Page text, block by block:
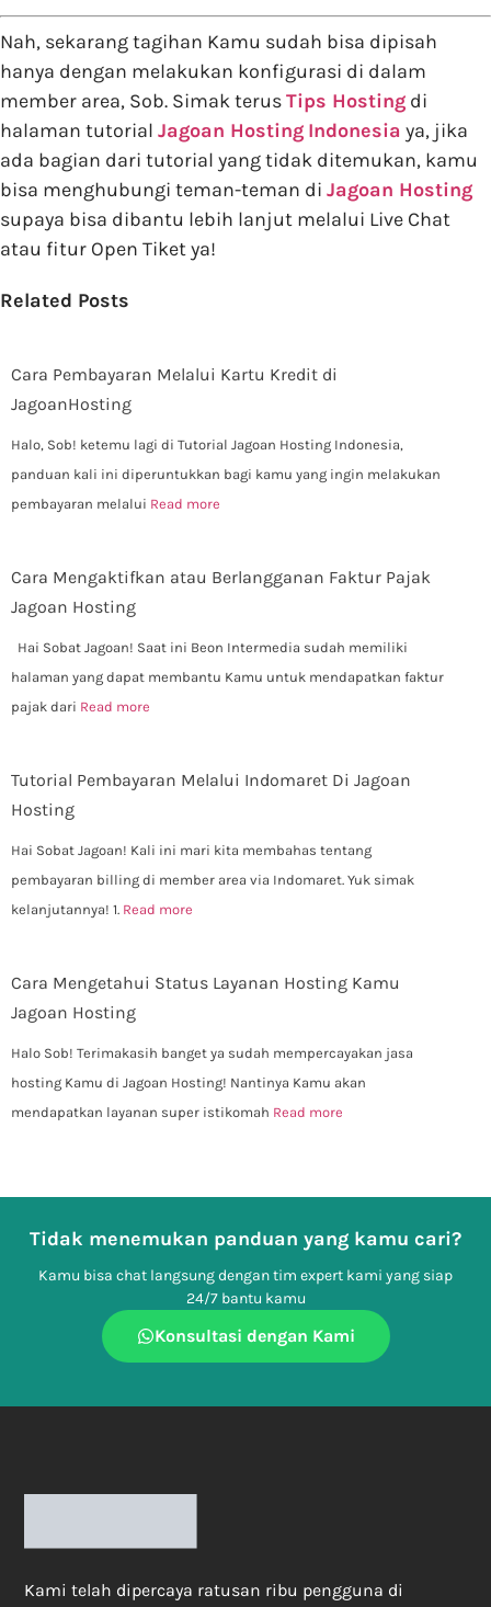
Nah, sekarang tagihan Kamu sudah bisa dipisah
hanya dengan melakukan konfigurasi di dalam
member area, Sob. Simak terusTips Hosting di
halaman tutorial Jagoan Hosting Indonesia ya, jika
ada bagian dari tutorial yang tidak ditemukan, kamu
bisa menghubungi teman-teman di Jagoan Hosting
supaya bisa dibantu lebih lanjut melalui Live Chat
atau fitur Open Tiket ya!
Related Posts
Cara Pembayaran Melalui Kartu Kredit di
JagoanHosting
Halo, Sob! ketemu lagi di Tutorial Jagoan Hosting Indonesia,
panduan kali ini diperuntukkan bagi kamu yang ingin melakukan
pembayaran melalui Read more
Cara Mengaktifkan atau Berlangganan Faktur Pajak
Jagoan Hosting
Hai Sobat Jagoan! Saat ini Beon Intermedia sudah memiliki
halaman yang dapat membantu Kamu untuk mendapatkan faktur
pajak dari Read more
Tutorial Pembayaran Melalui Indomaret Di Jagoan
Hosting
Hai Sobat Jagoan! Kali ini mari kita membahas tentang
pembayaran billing di member area via Indomaret. Yuk simak
kelanjutannya! 1. Read more
Cara Mengetahui Status Layanan Hosting Kamu
Jagoan Hosting
Halo Sob! Terimakasih banget ya sudah mempercayakan jasa
hosting Kamu di Jagoan Hosting! Nantinya Kamu akan
mendapatkan layanan super istikomah Read more
Tidak menemukan panduan yang kamu cari?
Kamu bisa chat langsung dengan tim expert kami yang siap
24/7 bantu kamu
Konsultasi dengan Kami
Kami telah dipercaya ratusan ribu pengguna di